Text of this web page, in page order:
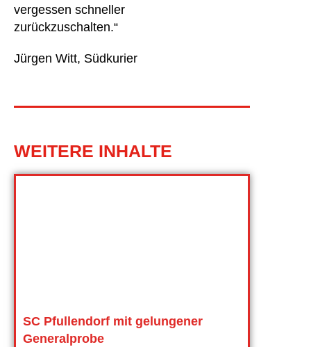
vergessen schneller
zurückzuschalten.“
Jürgen Witt, Südkurier
WEITERE INHALTE
SC Pfullendorf mit gelungener
Generalprobe